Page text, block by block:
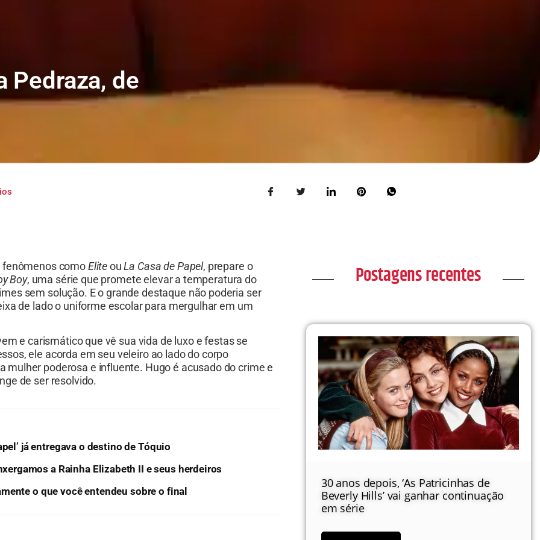
Pedraza, de
fenômenos comoEliteouLa Casa de Papel, prepare o
Boy, uma série que promete elevar a temperatura do
sem solução. E o grande destaque não poderia ser
de lado o uniforme escolar para mergulhar em um
e carismático que vê sua vida de luxo e festas se
ele acorda em seu veleiro ao lado do corpo
poderosa e influente. Hugo é acusado do crime e
de ser resolvido.
já entregava o destino de Tóquio
a Rainha Elizabeth II e seus herdeiros
o que você entendeu sobre o final
Postagens recentes
30 anos depois, ‘As Patricinhas de
Beverly Hills’ vai ganhar continuação
em série